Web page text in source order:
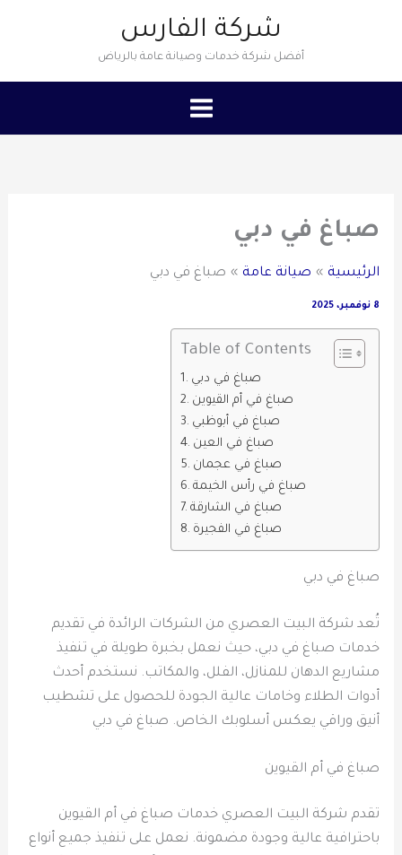
شركة الفارس
أفضل شركة خدمات وصيانة عامة بالرياض
صباغ في دبي
الرئيسية صيانة عامة صباغ في دبي
8 نوفمبر، 2025
Table of Contents
صباغ في دبي
صباغ في أم القيوين
صباغ في أبوظبي
صباغ في العين
صباغ في عجمان
صباغ في رأس الخيمة
صباغ في الشارقة
صباغ في الفجيرة
صباغ في دبي
تُعد شركة البيت العصري من الشركات الرائدة في تقديم
خدمات صباغ في دبي، حيث نعمل بخبرة طويلة في تنفيذ
مشاريع الدهان للمنازل، الفلل، والمكاتب. نستخدم أحدث
أدوات الطلاء وخامات عالية الجودة للحصول على تشطيب
أنيق وراقي يعكس أسلوبك الخاص. صباغ في دبي
صباغ في أم القيوين
تقدم شركة البيت العصري خدمات صباغ في أم القيوين
باحترافية عالية وجودة مضمونة. نعمل على تنفيذ جميع أنواع